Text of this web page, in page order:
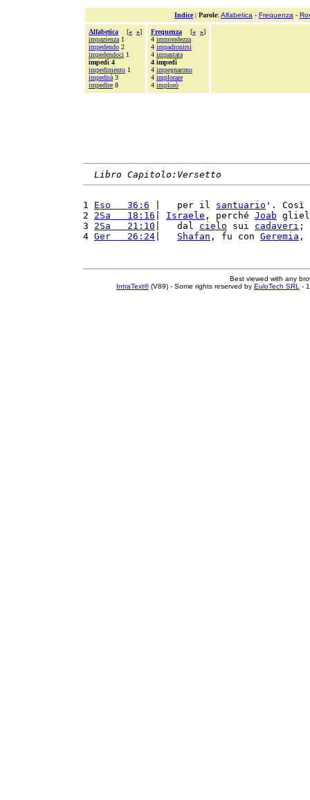
Indice| Parole: Alfabetica - Frequenza -
Alfabetica [« »]
impazienza 1
impedendo 2
impedendoci 1
impedì 4
impedimento 1
impedirà 3
impedire 8
Frequenza [« »]
4 immondezza
4 impadronirsi
4 impastata
4 impedì
4 impegnarono
4 implorare
4 implorò
Libro Capitolo:Versetto
1 Eso   36:6 |   per il santuario '. Così
2 2Sa   18:16 Israele , perché Joab
3 2Sa   21:10 |   dal cielo sui cadaveri ;
4 Ger   26:24 Shafan , fu con Geremia ,
Best viewed with any
IntraText®(V89) - Some rights reserved by EuloTech SRL -